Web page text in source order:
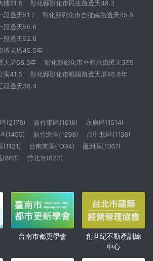
樓31.8
彰化縣彰化市民生路透天48.3
段透天51.7
彰化縣彰化市自強南路透天45.6
段透天50.6
段透天52.8
透天厝45.5年
天厝58.3年
彰化縣彰化市平和六街透天37.9
寓41.5
彰化縣彰化市曉陽路透天厝46.8年
段透天38.4
(2178) 新竹東區(1616)
永康區(1514)
(1455) 新竹北區(1298)
台中北區(1138)
(1121) 台南東區(1094)
蘆洲區(1067)
(863) 竹北市(823)
台南市都更學會
創世紀不動產訓練
中心